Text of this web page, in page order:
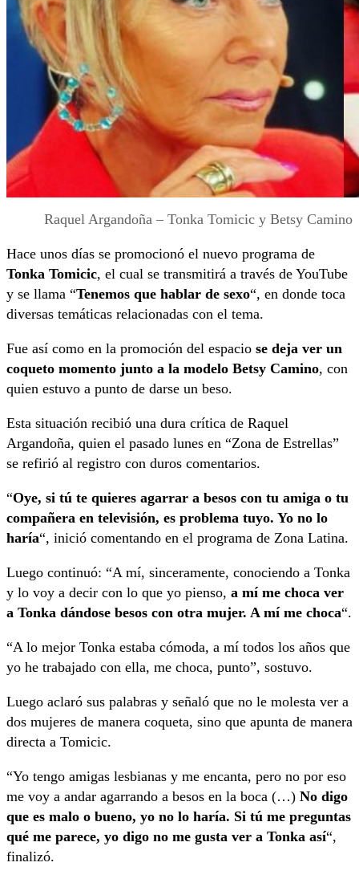
Raquel Argandoña – Tonka Tomicic y Betsy Camino
Hace unos días se promocionó el nuevo programa de
Tonka Tomicic, el cual se transmitirá a través de YouTube
y se llama “Tenemos que hablar de sexo“, en donde toca
diversas temáticas relacionadas con el tema.
Fue así como en la promoción del espacio se deja ver un
coqueto momento junto a la modelo Betsy Camino, con
quien estuvo a punto de darse un beso.
Esta situación recibió una dura crítica de Raquel
Argandoña, quien el pasado lunes en “Zona de Estrellas”
se refirió al registro con duros comentarios.
“Oye, si tú te quieres agarrar a besos con tu amiga o tu
compañera en televisión, es problema tuyo. Yo no lo
haría“, inició comentando en el programa de Zona Latina.
Luego continuó: “A mí, sinceramente, conociendo a Tonka
y lo voy a decir con lo que yo pienso, a mí me choca ver
a Tonka dándose besos con otra mujer. A mí me choca“.
“A lo mejor Tonka estaba cómoda, a mí todos los años que
yo he trabajado con ella, me choca, punto”, sostuvo.
Luego aclaró sus palabras y señaló que no le molesta ver a
dos mujeres de manera coqueta, sino que apunta de manera
directa a Tomicic.
“Yo tengo amigas lesbianas y me encanta, pero no por eso
me voy a andar agarrando a besos en la boca (…) No digo
que es malo o bueno, yo no lo haría. Si tú me preguntas
qué me parece, yo digo no me gusta ver a Tonka así“,
finalizó.